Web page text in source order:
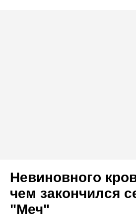
Невиновного
чем закончился
"Меч"